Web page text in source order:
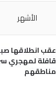
الأشهر
عقب انطلاقها
قافلة لمهجري
مناطقهم